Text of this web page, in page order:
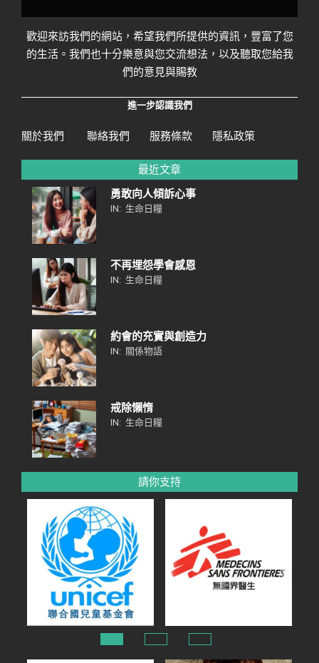
歡迎來訪我們的網站，希望我們所提供的資訊，豐富了您
的生活。我們也十分樂意與您交流想法，以及聽取您給我
們的意見與賜教
進一步認識我們
關於我們 聯絡我們 服務條款 隱私政策
最近文章
勇敢向人傾訴心事
IN: 生命日糧
不再埋怨學會感恩
IN: 生命日糧
約會的充實與創造力
IN: 關係物語
戒除懶惰
IN: 生命日糧
請你支持